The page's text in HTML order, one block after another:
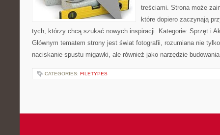
treściami. Strona może
które dopiero zaczynają
tych, którzy chcą szukać nowych inspiracji. Kategorie: Sprzęt i
Głównym tematem strony jest świat fotografii, rozumiana nie
naciskanie spustu migawki, ale również jako narzędzie
CATEGORIES: FILETYPES